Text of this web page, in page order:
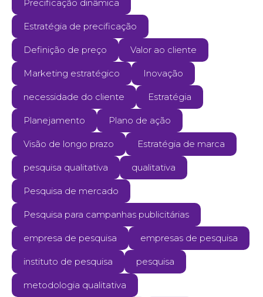
Precificação dinâmica
Estratégia de precificação
Definição de preço Valor ao cliente
Marketing estratégico Inovação
necessidade do cliente Estratégia
Planejamento Plano de ação
Visão de longo prazo Estratégia de marca
pesquisa qualitativa qualitativa
Pesquisa de mercado
Pesquisa para campanhas publicitárias
empresa de pesquisa empresas de pesquisa
instituto de pesquisa pesquisa
metodologia qualitativa